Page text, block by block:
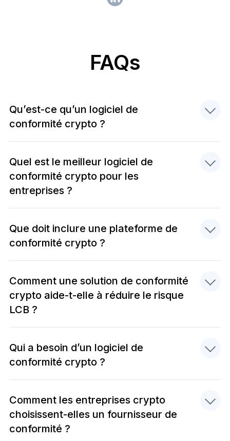
FAQs
Qu’est-ce qu’un logiciel de
conformité crypto ?
Quel est le meilleur logiciel de
conformité crypto pour les
entreprises ?
Que doit inclure une plateforme de
conformité crypto ?
Comment une solution de conformité
crypto aide-t-elle à réduire le risque
LCB ?
Qui a besoin d’un logiciel de
conformité crypto ?
Comment les entreprises crypto
choisissent-elles un fournisseur de
conformité ?